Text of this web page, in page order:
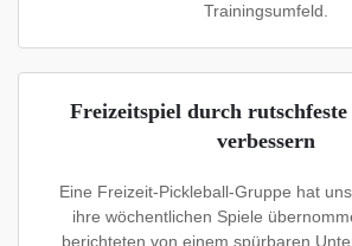
Trainingsumfeld.
Freizeitspiel durch rutschfeste
verbessern
Eine Freizeit-Pickleball-Gruppe hat
ihre wöchentlichen Spiele
berichteten von einem spürbaren